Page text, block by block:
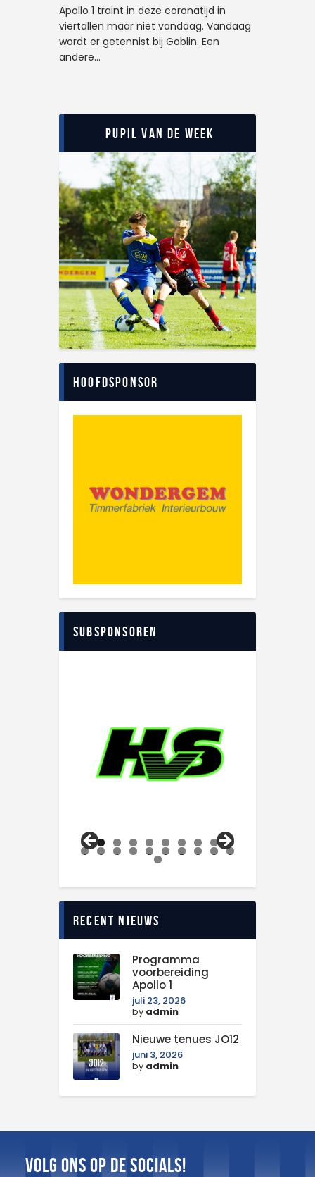
Apollo 1 traint in deze coronatijd in
viertallen maar niet vandaag. Vandaag
wordt er getennist bij Goblin. Een
andere…
Pupil van de Week
Hoofdsponsor
Subsponsoren
0
1 2 3 4 5 6 7 8 9 0
1
Recent nieuws
Programma
voorbereiding
Apollo 1
juli 23, 2026
by admin
Nieuwe tenues JO12
juni 3, 2026
by admin
Volg ons op de Socials!